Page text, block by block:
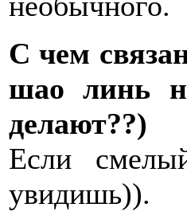
С чем
шао линь
делают??)
Если
увидишь)).